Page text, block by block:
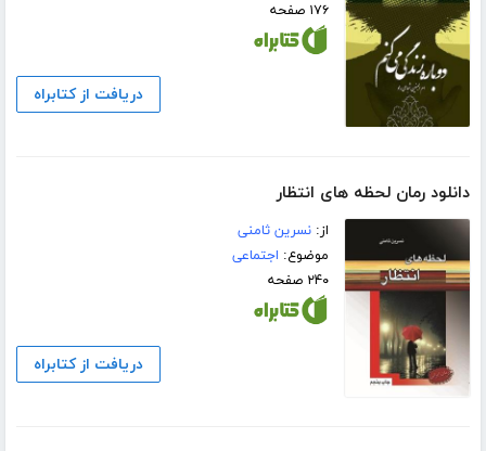
۱۷۶ صفحه
دریافت از کتابراه
دانلود رمان لحظه های انتظار
از:نسرین ثامنی
موضوع: اجتماعی
۲۴۰ صفحه
دریافت از کتابراه